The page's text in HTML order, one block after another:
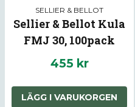
SELLIER & BELLOT
Sellier & Bellot Kula
FMJ 30, 100pack
455 kr
LÄGG I VARUKORGEN